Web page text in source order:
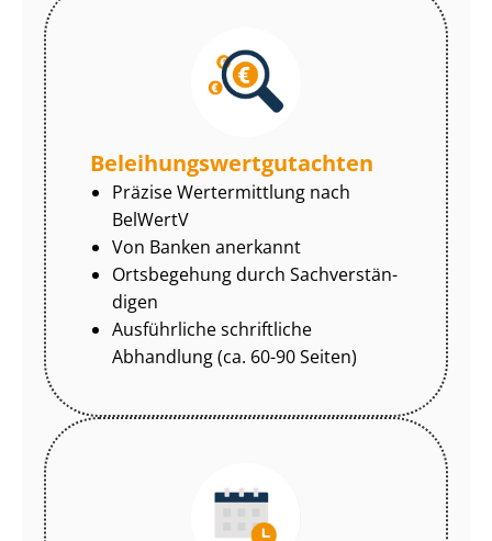
Be­lei­hungs­wert­gut­ach­ten
Präzise Wertermittlung nach
BelWertV
Von Banken anerkannt
Ortsbegehung durch Sach­ver­stän­
di­gen
Ausführliche schriftliche
Abhandlung (ca. 60-90 Seiten)